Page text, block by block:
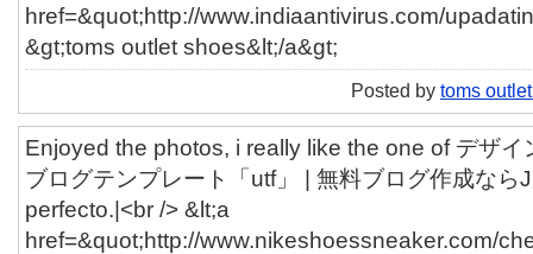
href=&quot;http://www.indiaantivirus.com/
&gt;toms outlet shoes&lt;/a&gt;
Posted by toms
Enjoyed the photos, i really like the one of デザイ
ブログテンプレート「utf」 | 無料ブログ作成なら
perfecto.|<br /> &lt;a
href=&quot;http://www.nikeshoessneaker.com/